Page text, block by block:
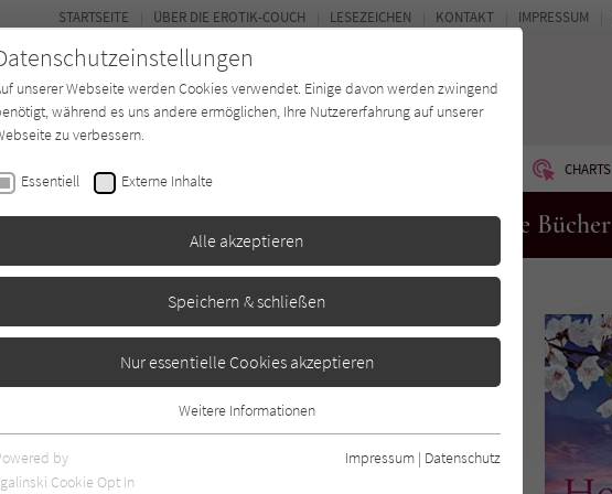
CHARTS
Autor*in Verlage Magazin Neue Bücher
STARTSEITE ÜBER DIE EROTIK-COUCH LESEZEICHEN KONTAKT IMPRESSUM
Gansett Island 11
Angaben
unserer Webseite werden Cookies verwendet. Einige davon werden zwingend
während es uns andere ermöglichen, Ihre Nutzererfahrung auf unserer
zu verbessern.
Essentiell Externe Inhalte
Alle akzeptieren
Speichern & schließen
Nur essentielle Cookies akzeptieren
Essentielle Cookies werden für grundlegende Funktionen der Webseite
benötigt. Dadurch ist gewährleistet, dass die Webseite einwandfrei
Weitere Informationen
by
Cookie Opt In
Impressum | Datenschutz